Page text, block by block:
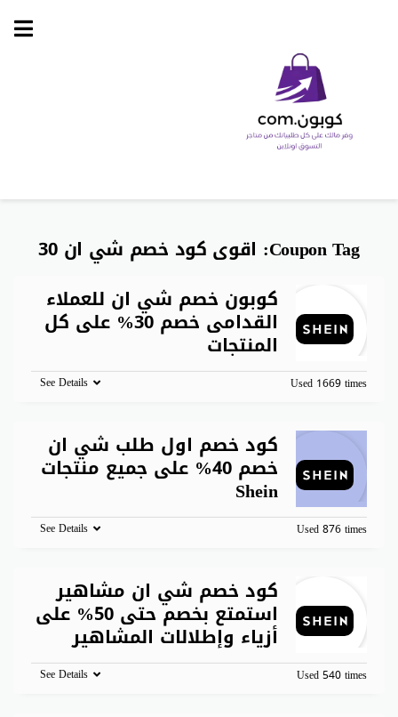
Skip
Coupon Tag: اقوى كود خصم شي ان 30
كوبون خصم شي ان للعملاء
القدامى خصم 30% على كل
المنتجات
Used 1669 times
See Details
كود خصم اول طلب شي ان
خصم 40% على جميع منتجات
Shein
Used 876 times
See Details
كود خصم شي ان مشاهير
استمتع بخصم حتى 50% على
أزياء وإطلالات المشاهير
Used 540 times
See Details